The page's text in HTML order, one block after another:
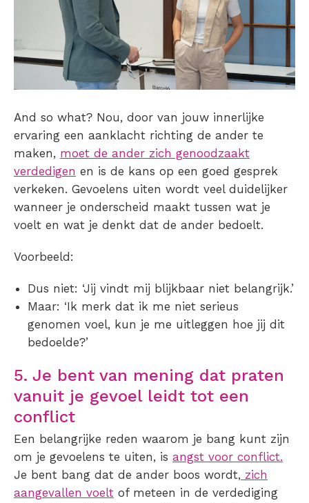
And so what? Nou, door van jouw innerlijke
ervaring een aanklacht richting de ander te
maken, moet de ander zich genoodzaakt
verdedigen en is de kans op een goed gesprek
verkeken. Gevoelens uiten wordt veel duidelijker
wanneer je onderscheid maakt tussen wat je
voelt en wat je denkt dat de ander bedoelt.
Voorbeeld:
Dus niet: ‘Jij vindt mij blijkbaar niet belangrijk.’
Maar: ‘Ik merk dat ik me niet serieus
genomen voel, kun je me uitleggen hoe jij dit
bedoelde?’
5. Je bent van mening dat praten
vanuit je gevoel leidt tot een
conflict
Een belangrijke reden waarom je bang kunt zijn
om je gevoelens te uiten, is angst voor conflict.
Je bent bang dat de ander boos wordt, zich
aangevallen voelt of meteen in de verdediging